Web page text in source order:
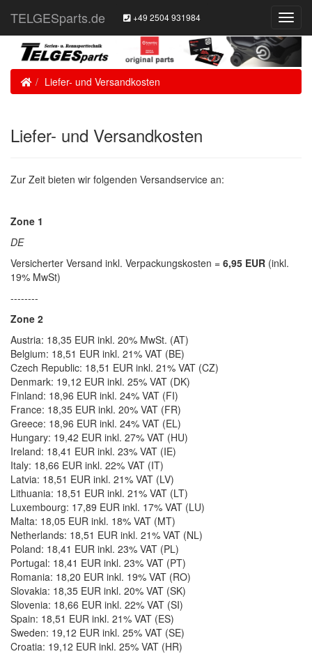
TELGESparts.de +49 2504 931984
HomeLiefer- und Versandkosten
Liefer- und Versandkosten
Zur Zeit bieten wir folgenden Versandservice an:
Zone 1
DE
Versicherter Versand inkl. Verpackungskosten = 6,95 EUR (inkl.
19% MwSt)
--------
Zone 2
Austria: 18,35 EUR inkl. 20% MwSt. (AT)
Belgium: 18,51 EUR inkl. 21% VAT (BE)
Czech Republic: 18,51 EUR inkl. 21% VAT (CZ)
Denmark: 19,12 EUR inkl. 25% VAT (DK)
Finland: 18,96 EUR inkl. 24% VAT (FI)
France: 18,35 EUR inkl. 20% VAT (FR)
Greece: 18,96 EUR inkl. 24% VAT (EL)
Hungary: 19,42 EUR inkl. 27% VAT (HU)
Ireland: 18,41 EUR inkl. 23% VAT (IE)
Italy: 18,66 EUR inkl. 22% VAT (IT)
Latvia: 18,51 EUR inkl. 21% VAT (LV)
Lithuania: 18,51 EUR inkl. 21% VAT (LT)
Luxembourg: 17,89 EUR inkl. 17% VAT (LU)
Malta: 18,05 EUR inkl. 18% VAT (MT)
Netherlands: 18,51 EUR inkl. 21% VAT (NL)
Poland: 18,41 EUR inkl. 23% VAT (PL)
Portugal: 18,41 EUR inkl. 23% VAT (PT)
Romania: 18,20 EUR inkl. 19% VAT (RO)
Slovakia: 18,35 EUR inkl. 20% VAT (SK)
Slovenia: 18,66 EUR inkl. 22% VAT (SI)
Spain: 18,51 EUR inkl. 21% VAT (ES)
Sweden: 19,12 EUR inkl. 25% VAT (SE)
Croatia: 19,12 EUR inkl. 25% VAT (HR)